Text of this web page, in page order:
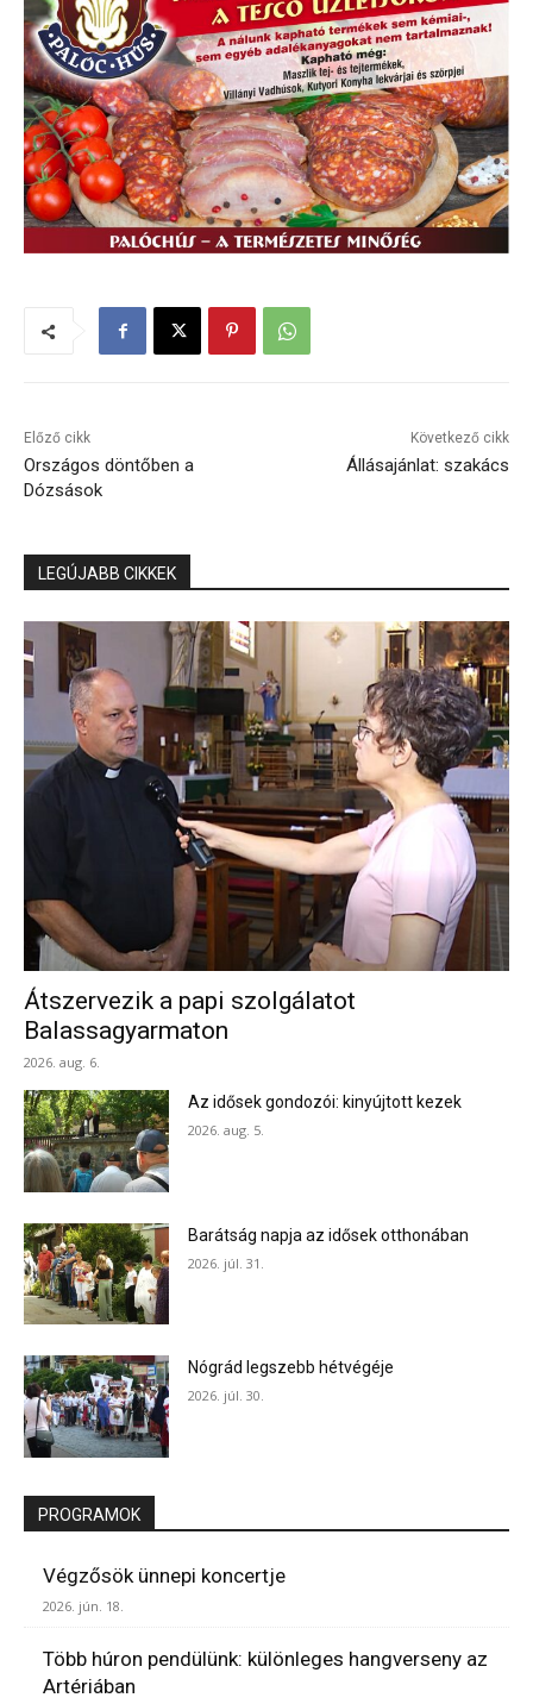
Előző cikk
Országos döntőben a
Dózsások
Következő cikk
Állásajánlat: szakács
LEGÚJABB CIKKEK
Átszervezik a papi szolgálatot
Balassagyarmaton
2026. aug. 6.
Az idősek gondozói: kinyújtott kezek
2026. aug. 5.
Barátság napja az idősek otthonában
2026. júl. 31.
Nógrád legszebb hétvégéje
2026. júl. 30.
PROGRAMOK
Végzősök ünnepi koncertje
2026. jún. 18.
Több húron pendülünk: különleges hangverseny az
Artériában